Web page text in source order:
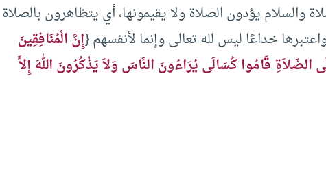
والسلام يؤدون الصلاة ولا يقيمونها، أي يتظاهرون بالصلاة
واعتبرها خداعًا ليس لله تعالى وإنما لأنفسهم {إِنَّ الْمُنَافِقِينَ
قَامُوا كُسَالَى يُرَاءُونَ النَّاسَ وَلاَ يَذْكُرُونَ اللهَ إِلاَّ